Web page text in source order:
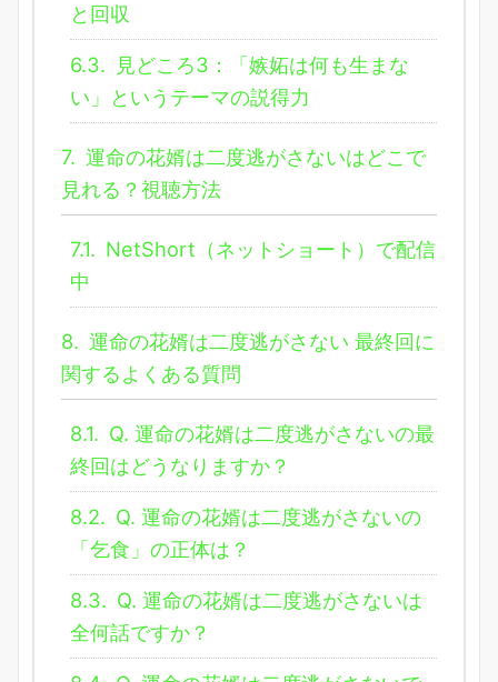
と回収
6.3. 見どころ3：「嫉妬は何も生まな
い」というテーマの説得力
7. 運命の花婿は二度逃がさないはどこで
見れる？視聴方法
7.1. NetShort（ネットショート）で配信
中
8. 運命の花婿は二度逃がさない 最終回に
関するよくある質問
8.1. Q. 運命の花婿は二度逃がさないの最
終回はどうなりますか？
8.2. Q. 運命の花婿は二度逃がさないの
「乞食」の正体は？
8.3. Q. 運命の花婿は二度逃がさないは
全何話ですか？